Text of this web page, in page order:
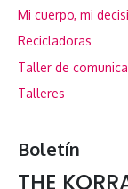
Mi cuerpo, mi
Recicladoras
Taller de
Talleres
Boletín
THE